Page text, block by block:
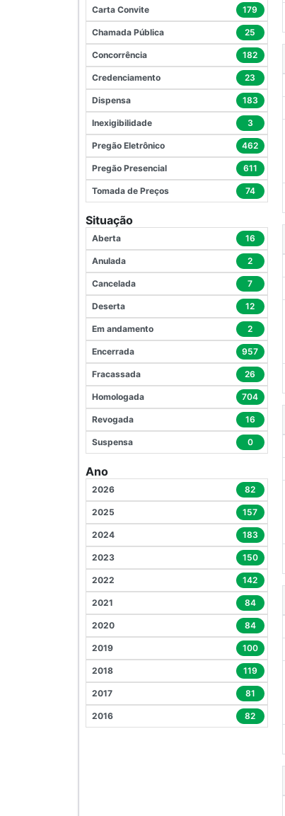
Carta Convite 179
Chamada Pública 25
Concorrência 182
Credenciamento 23
Dispensa 183
Inexigibilidade 3
Pregão Eletrônico 462
Pregão Presencial 611
Tomada de Preços 74
Situação
Aberta 16
Anulada 2
Cancelada 7
Deserta 12
Em andamento 2
Encerrada 957
Fracassada 26
Homologada 704
Revogada 16
Suspensa 0
Ano
2026 82
2025 157
2024 183
2023 150
2022 142
2021 84
2020 84
2019 100
2018 119
2017 81
2016 82